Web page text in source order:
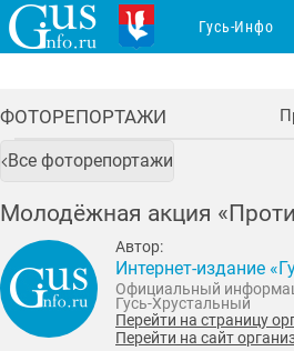
ФОТОРЕПОРТАЖИ
Все фоторепортажи
Молодёжная акция
Автор:
Интернет-издание
Официальный
Гусь-Хрустальный
Перейти на страницу
Перейти на сайт
Гусь-Инфо